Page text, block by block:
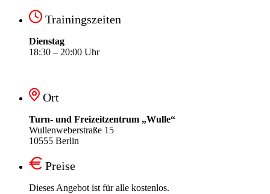
Trainingszeiten
Dienstag
18:30 – 20:00 Uhr
Ort
Turn- und Freizeitzentrum „Wulle“
Wullenweberstraße 15
10555 Berlin
Preise
Dieses Angebot ist für alle kostenlos.